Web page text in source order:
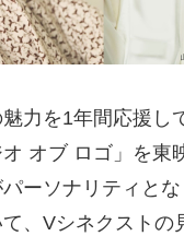
力を1年間応援し
オブ ロゴ」を東
ーソナリティと
て、Vシネクスト